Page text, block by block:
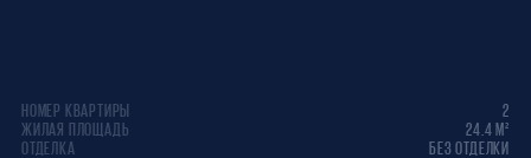
НОМЕР КВАРТИРЫ
2
ЖИЛАЯ ПЛОЩАДЬ
24.4 М²
ОТДЕЛКА
БЕЗ ОТДЕЛКИ